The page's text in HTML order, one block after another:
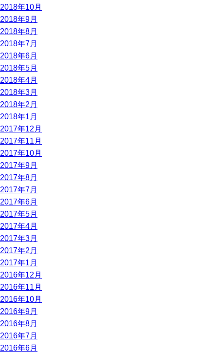
2018年10月
2018年9月
2018年8月
2018年7月
2018年6月
2018年5月
2018年4月
2018年3月
2018年2月
2018年1月
2017年12月
2017年11月
2017年10月
2017年9月
2017年8月
2017年7月
2017年6月
2017年5月
2017年4月
2017年3月
2017年2月
2017年1月
2016年12月
2016年11月
2016年10月
2016年9月
2016年8月
2016年7月
2016年6月